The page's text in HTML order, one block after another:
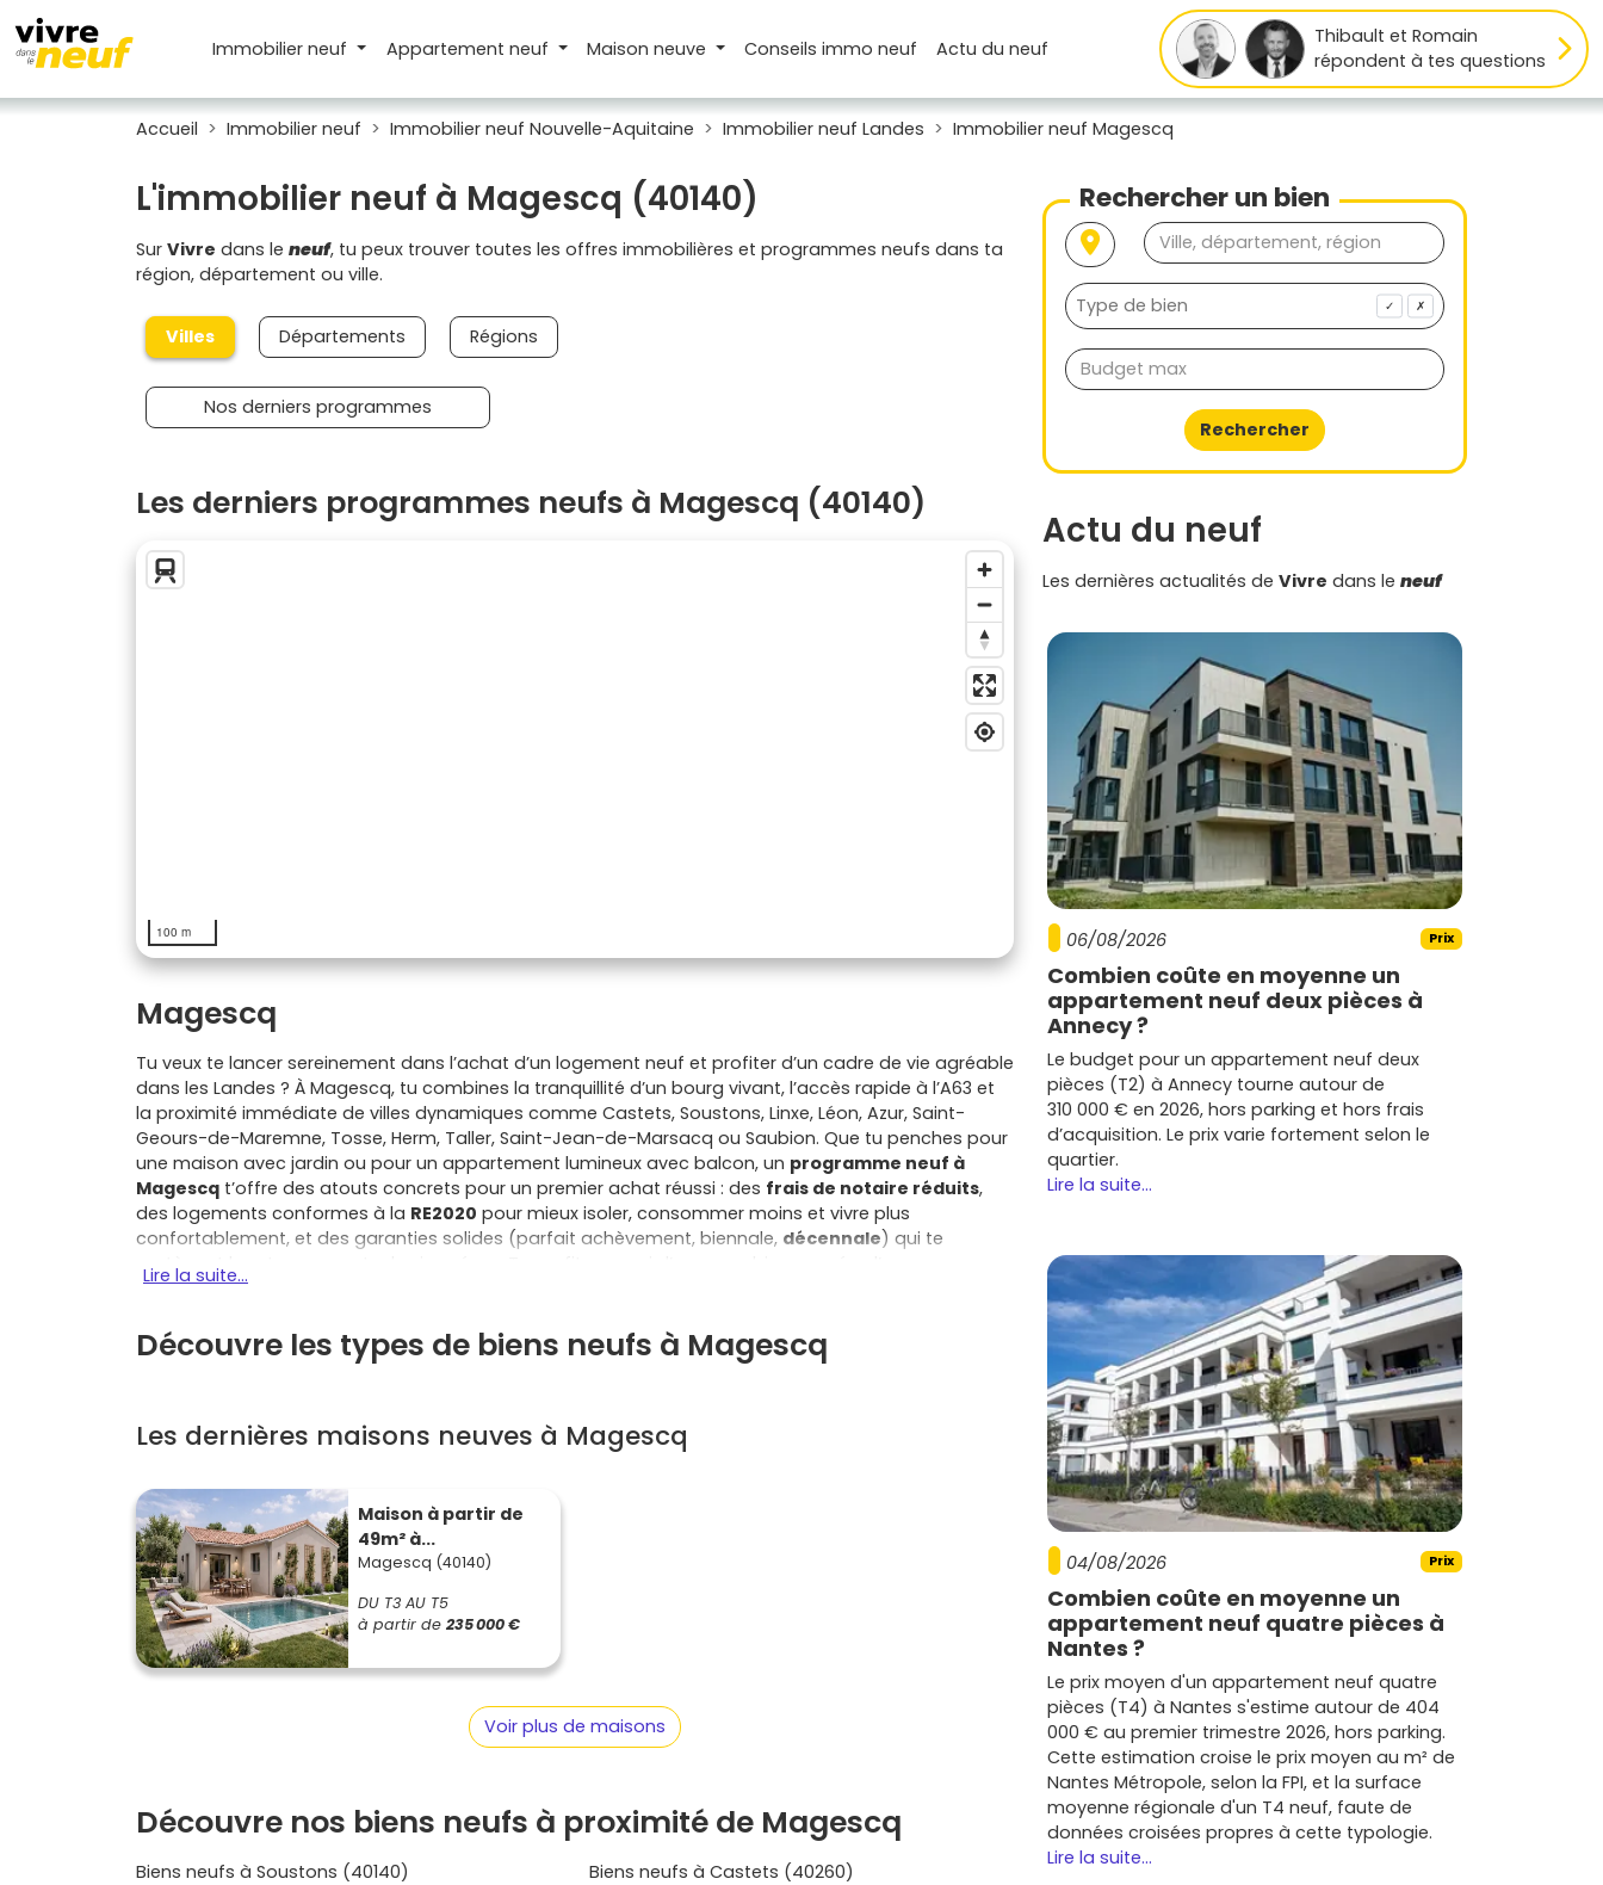
Immobilier neuf Appartement neuf Maison neuve Conseilsimmo neuf Actudu neuf
Thibault et Romain
répondent à tes questions
Accueil Immobilier neuf Immobilier neuf Nouvelle-Aquitaine Immobilier neuf Landes Immobilier neuf Magescq
L'immobilier neuf à Magescq (40140)
Sur Vivre dans le neuf, tu peux trouver toutes les offres immobilières et programmes neufs dans ta
région, département ou ville.
Villes Départements Régions
Nos derniers programmes
Les derniers programmes neufs à Magescq (40140)
100 m
Magescq
Tu veux te lancer sereinement dans l’achat d’un logement neuf et profiter d’un cadre de vie agréable
dans les Landes ? À Magescq, tu combines la tranquillité d’un bourg vivant, l’accès rapide à l’A63 et
la proximité immédiate de villes dynamiques comme Castets, Soustons, Linxe, Léon, Azur, Saint-
Geours-de-Maremne, Tosse, Herm, Taller, Saint-Jean-de-Marsacq ou Saubion. Que tu penches pour
une maison avec jardin ou pour un appartement lumineux avec balcon, un programme neuf à
Magescq t’offre des atouts concrets pour un premier achat réussi : des frais de notaire réduits,
des logements conformes à la RE2020 pour mieux isoler, consommer moins et vivre plus
confortablement, et des garanties solides (parfait achèvement, biennale, décennale) qui te
protègent longtemps contre les imprévus. Tu profites aussi d’espaces bien pensés, d’un
stationnement optimisé, d’ascenseurs dans les résidences et d’un niveau de sécurité moderne, le
souvent activer lePTZselon la zone et leur situation, ce qui allège la mensualité et facilite le passage
du statut de locataire à celui de propriétaire. Et au quotidien, vivre à Magescq, c’est savourer l’esprit
rapidement pour les week-ends. En appartement, tu bénéficies d’une copropriété récente avec
facile à vivre et parfois la possibilité de personnaliser des finitions. L’emplacement est clé : choisis
tonprogramme neuf à Magescqen fonction de tes trajets, des écoles, des mobilités douces et de
la qualité du quartier, et compare avec les opportunités des communes voisines si tu veux ajuster
ton budget ou la surface. Mon conseil : prends le temps d’étudier les plans, l’orientation, les
prestations (rangements, volets, salle de bain équipée), la place de parking et la date de livraison ;
c’est le meilleur moyen d’acheter en confiance. Tu hésites entre maison et appartement ? Pense à
ta façon de vivre maintenant et dans 5 ans, à l’entretien, à la revente et à la location éventuelle : le
neuf reste attractif sur ces critères, surtout dans une zone aussi recherchée que Magescq et ses
programme neuf à Magescqqui correspond vraiment à ton projet : sur Vivre
dans le neuf, tu peux filtrer, te faire une idée claire des prestations et avancer à ton rythme, sans
Lire la suite...
Découvre les types de biens neufs à Magescq
Les dernières maisons neuves à Magescq
Maison à partir de
49m² à...
Magescq (40140)
DU T3 AU T5
à partir de 235 000 €
Voir plus de maisons
Découvre nos biens neufs à proximité de Magescq
Biens neufs à Soustons (40140)
Biens neufs à Castets (40260)
Rechercher un bien
✓ ✗
Rechercher
Actu du neuf
Les dernières actualités de Vivre dans le neuf
06/08/2026 Prix
Combien coûte en moyenne un
appartement neuf deux pièces à
Annecy ?
Le budget pour un appartement neuf deux
pièces (T2) à Annecy tourne autour de
310 000 € en 2026, hors parking et hors frais
d’acquisition. Le prix varie fortement selon le
quartier.
Lire la suite...
04/08/2026 Prix
Combien coûte en moyenne un
appartement neuf quatre pièces à
Nantes ?
Le prix moyen d'un appartement neuf quatre
pièces (T4) à Nantes s'estime autour de 404
000 € au premier trimestre 2026, hors parking.
Cette estimation croise le prix moyen au m² de
Nantes Métropole, selon la FPI, et la surface
moyenne régionale d'un T4 neuf, faute de
données croisées propres à cette typologie.
Lire la suite...